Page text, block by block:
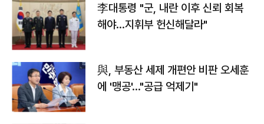
李대통령 "군, 내란 이후 신뢰 회복
해야…지휘부 헌신해달라"
與, 부동산 세제 개편안 비판 오세훈
에 '맹공'…"공급 억제기"